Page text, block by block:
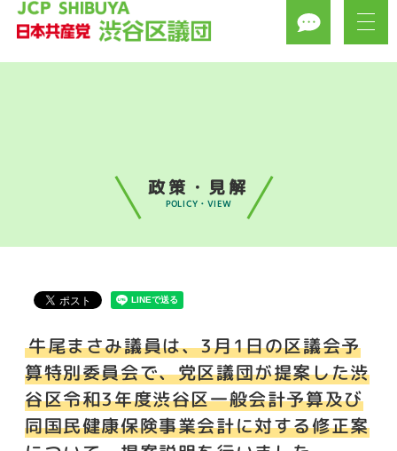
政策・見解
POLICY・VIEW
牛尾まさみ議員は、3月1日の区議会予
算特別委員会で、党区議団が提案した渋
谷区令和3年度渋谷区一般会計予算及び
同国民健康保険事業会計に対する修正案